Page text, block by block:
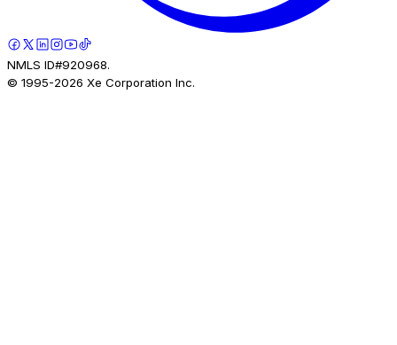
NMLS ID#920968.
© 1995-2026 Xe Corporation Inc.